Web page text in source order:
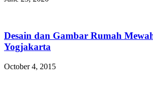
Desain dan Gambar Rumah
Yogjakarta
October 4, 2015